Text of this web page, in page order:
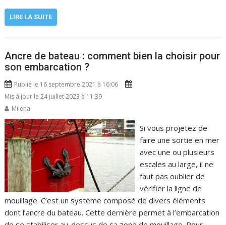
LIRE LA SUITE
Ancre de bateau : comment bien la choisir pour
son embarcation ?
Publié le 16 septembre 2021 à 16:06
Mis à jour le 24 juillet 2023 à 11:39
Milena
Si vous projetez de
faire une sortie en mer
avec une ou plusieurs
escales au large, il ne
faut pas oublier de
vérifier la ligne de
mouillage. C’est un système composé de divers éléments
dont l’ancre du bateau. Cette dernière permet à l’embarcation